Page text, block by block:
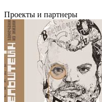
Проекты и партнеры